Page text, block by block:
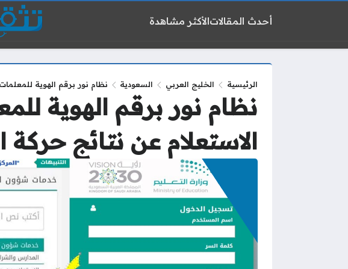
أحدث المقالاتالأكثر مشاهدة
الرئيسية الخليج العربي السعودية نظام نور برقم الهوية
نظام نور برقم الهوية
الاستعلام عن نتائج حركة